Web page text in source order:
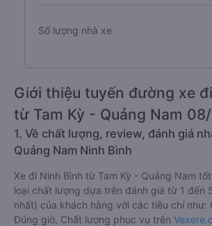
Số lượng nhà xe
Giới thiệu tuyến đường xe
từ Tam Kỳ - Quảng Nam
1. Về chất lượng, review, đánh giá
Quảng Nam Ninh Bình
Xe đi Ninh Bình từ Tam Kỳ - Quảng Nam
loại chất lượng dựa trên đánh giá từ 1 đến
nhất) của khách hàng với các tiêu chí như:
Đúng giờ, Chất lượng phục vụ trên